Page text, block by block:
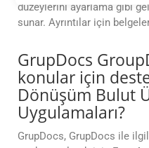
düzeylerini ayarlama gibi
sunar. Ayrıntılar için
GrupDocs
konular için
Dönüşüm Bulut
Uygulamaları?
GrupDocs, GrupDocs ile